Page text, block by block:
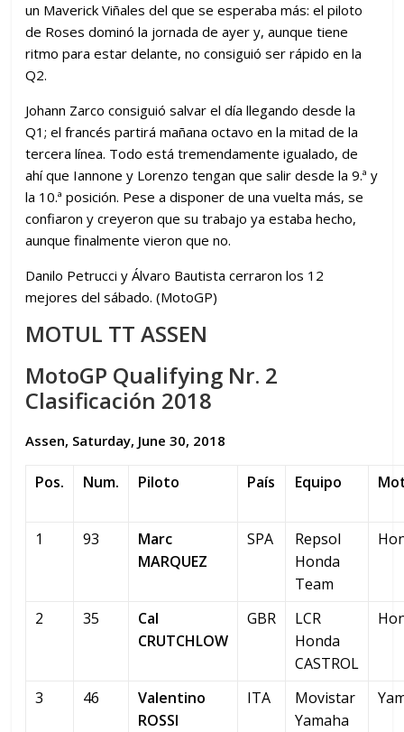
un Maverick Viñales del que se esperaba más: el piloto
de Roses dominó la jornada de ayer y, aunque tiene
ritmo para estar delante, no consiguió ser rápido en la
Q2.
Johann Zarco consiguió salvar el día llegando desde la
Q1; el francés partirá mañana octavo en la mitad de la
tercera línea. Todo está tremendamente igualado, de
ahí que Iannone y Lorenzo tengan que salir desde la 9.ª y
la 10.ª posición. Pese a disponer de una vuelta más, se
confiaron y creyeron que su trabajo ya estaba hecho,
aunque finalmente vieron que no.
Danilo Petrucci y Álvaro Bautista cerraron los 12
mejores del sábado. (MotoGP)
MOTUL TT ASSEN
MotoGP Qualifying Nr. 2
Clasificación 2018
Assen, Saturday, June 30, 2018
Pos. Num. Piloto País Equipo
1 93
Marc
MARQUEZ
SPA
Repsol
Honda
Team
2 35
Cal
CRUTCHLOW
GBR
LCR
Honda
CASTROL
3 46
Valentino
ROSSI
ITA
Movistar
Yamaha